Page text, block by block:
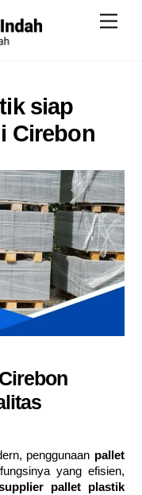
siap
Cirebon
penggunaan pallet
yang efisien,
pallet plastik